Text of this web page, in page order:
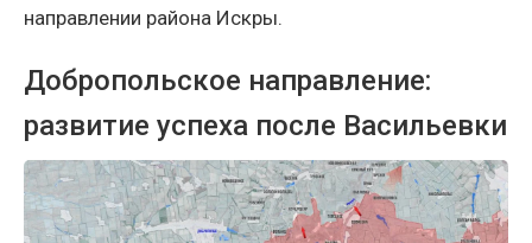
направлении района Искры.
Добропольское направление:
развитие успеха после Васильевки